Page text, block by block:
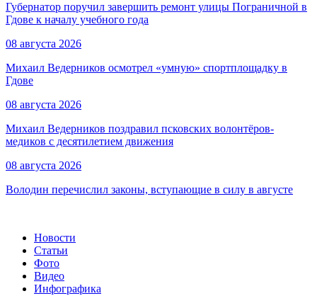
Губернатор поручил завершить ремонт улицы Пограничной в
Гдове к началу учебного года
08 августа 2026
Михаил Ведерников осмотрел «умную» спортплощадку в
Гдове
08 августа 2026
Михаил Ведерников поздравил псковских волонтёров-
медиков с десятилетием движения
08 августа 2026
Володин перечислил законы, вступающие в силу в августе
Новости
Статьи
Фото
Видео
Инфографика